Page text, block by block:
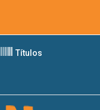
Títulos